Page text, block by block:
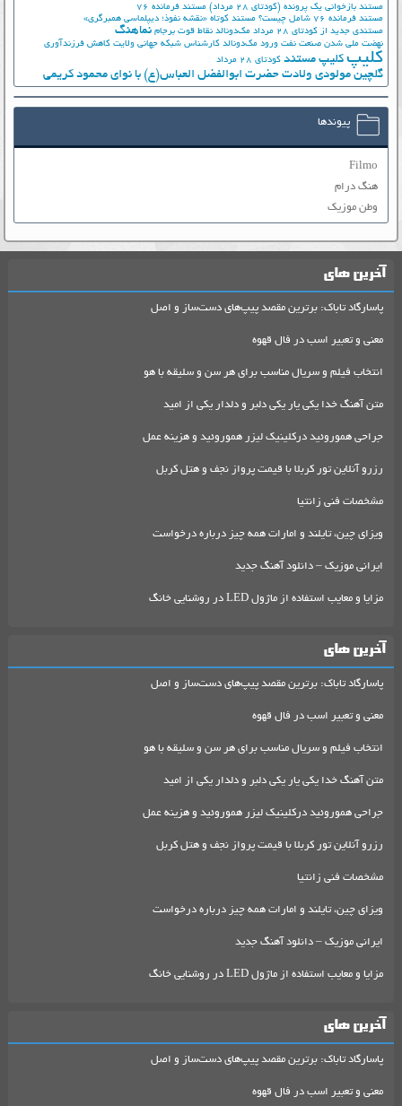
مستند بازخوانی یک پرونده (کودتای 28 مرداد)
مستند فرمانده 76
مستند فرمانده 76 شامل چیست؟
مستند کوتاه «نقشه نفوذ؛ دیپلماسی همبرگری»
مستندی جدید از کودتای 28 مرداد
مک‌دونالد نقاط قوت برجام نماهنگ
نهضت ملي شدن صنعت نفت ورود مک‌دونالد کارشناس شبکه جهانی ولایت کاهش فرزندآوری
کلیپ کلیپ مستند کودتای 28 مرداد
گلچین مولودی ولادت حضرت ابوالفضل العباس(ع) با نوای محمود کریمی
پیوندها
Filmo
هنگ درام
وطن موزیک
آخرین های
پاسارگاد تاباک: برترین مقصد پیپ‌های دست‌ساز و اصل
معنی و تعبیر اسب در فال قهوه
انتخاب فیلم و سریال مناسب برای هر سن و سلیقه با هو
متن آهنگ خدا یکی یار یکی دلبر و دلدار یکی از امید
جراحی هموروئید درکلینیک لیزر هموروئید و هزینه عمل
رزرو آنلاین تور کربلا با قیمت پرواز نجف و هتل کربل
مشخصات فنی زانتیا
ویزای چین، تایلند و امارات همه چیز درباره درخواست
ایرانی موزیک – دانلود آهنگ جدید
مزایا و معایب استفاده از ماژول LED در روشنایی خانگ
آخرین های
پاسارگاد تاباک: برترین مقصد پیپ‌های دست‌ساز و اصل
معنی و تعبیر اسب در فال قهوه
انتخاب فیلم و سریال مناسب برای هر سن و سلیقه با هو
متن آهنگ خدا یکی یار یکی دلبر و دلدار یکی از امید
جراحی هموروئید درکلینیک لیزر هموروئید و هزینه عمل
رزرو آنلاین تور کربلا با قیمت پرواز نجف و هتل کربل
مشخصات فنی زانتیا
ویزای چین، تایلند و امارات همه چیز درباره درخواست
ایرانی موزیک – دانلود آهنگ جدید
مزایا و معایب استفاده از ماژول LED در روشنایی خانگ
آخرین های
پاسارگاد تاباک: برترین مقصد پیپ‌های دست‌ساز و اصل
معنی و تعبیر اسب در فال قهوه